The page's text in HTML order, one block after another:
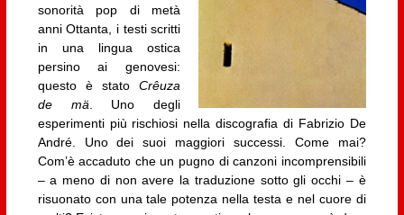
sonorità pop di metà
anni Ottanta, i testi scritti
in una lingua ostica
persino ai genovesi:
questo è statoCrêuza
de mä. Uno degli
esperimenti più rischiosi nella discografia di Fabrizio De
André. Uno dei suoi maggiori successi. Come mai?
Com’è accaduto che un pugno di canzoni incomprensibili
– a meno di non avere la traduzione sotto gli occhi – è
risuonato con una tale potenza nella testa e nel cuore di